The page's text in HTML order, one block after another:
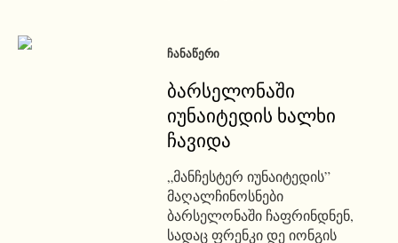
ᲩᲐᲜᲐᲬᲔᲠᲘ
ბარსელონაში
იუნაიტედის ხალხი
ჩავიდა
„მანჩესტერ იუნაიტედის”
მაღალჩინოსნები
ბარსელონაში ჩაფრინდნენ,
სადაც ფრენკი დე იონგის